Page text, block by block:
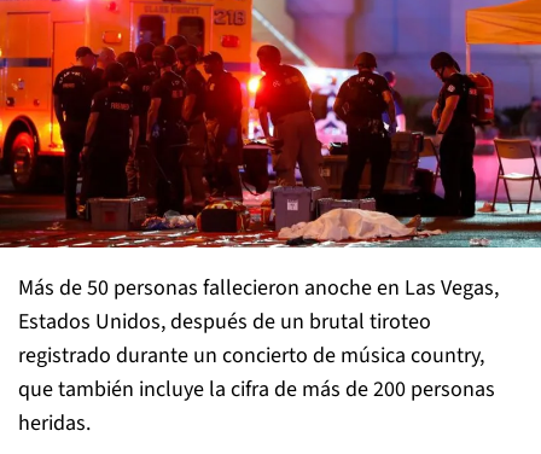
Más de 50 personas fallecieron anoche en Las Vegas,
Estados Unidos, después de un brutal tiroteo
registrado durante un concierto de música country,
que también incluye la cifra de más de 200 personas
heridas.